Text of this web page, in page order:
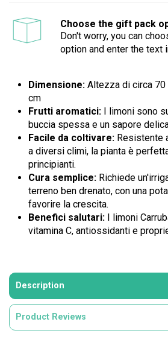
Choose the gift pack
Don't worry, you can
option and enter the text
Dimensione: Altezza di circa 70
cm
Frutti aromatici: I limoni sono
buccia spessa e un sapore
Facile da coltivare: Resistente
a diversi climi, la pianta è
principianti.
Cura semplice: Richiede
terreno ben drenato, con una
favorire la crescita.
Benefici salutari: I limoni
vitamina C, antiossidanti e
Description
Product Reviews